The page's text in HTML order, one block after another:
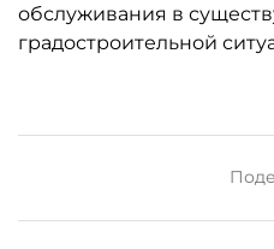
обслуживания в
градостроительной